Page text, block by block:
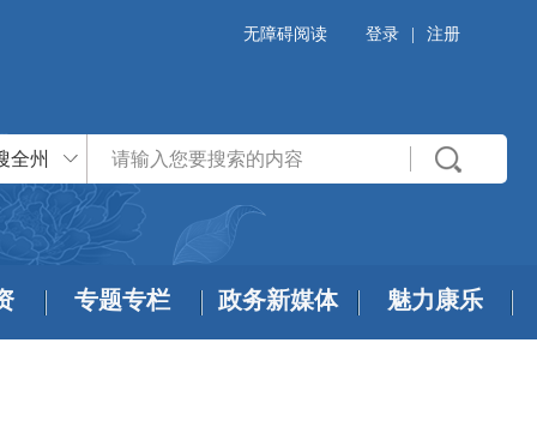
无障碍阅读 登录 注册
全州
专题专栏 政务新媒体 魅力康乐